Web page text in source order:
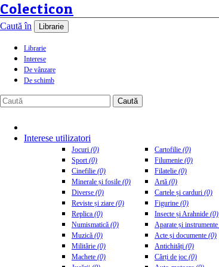
Colecticon
Caută în Librarie
Librarie
Interese
De vânzare
De schimb
Caută
Interese utilizatori
Jocuri (0)
Sport(0)
Cinefilie (0)
Minerale și fosile (0)
Diverse (0)
Reviste și ziare (0)
Replica (0)
Numismatică (0)
Muzică (0)
Militărie (0)
Machete (0)
Cartofilie (0)
Filumenie (0)
Filatelie (0)
Artă (0)
Cartele și carduri (0)
Figurine (0)
Insecte și Arahnide (0)
Aparate și instrumente
Acte și documente (0)
Antichități (0)
Cărți de joc (0)